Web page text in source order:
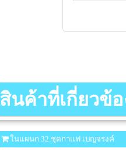
สินค้าที่เกี่ยวข้อ
ในแผนก 32.ชุดกาแฟ เบญจรงค์